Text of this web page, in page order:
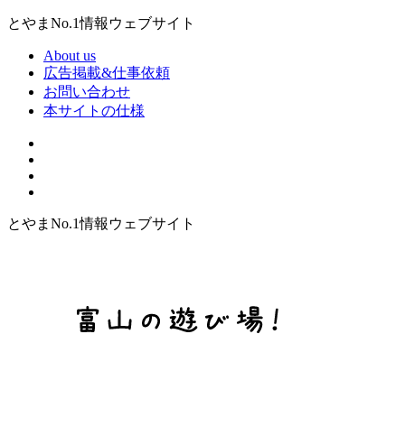
とやまNo.1情報ウェブサイト
About us
広告掲載&仕事依頼
お問い合わせ
本サイトの仕様
とやまNo.1情報ウェブサイト